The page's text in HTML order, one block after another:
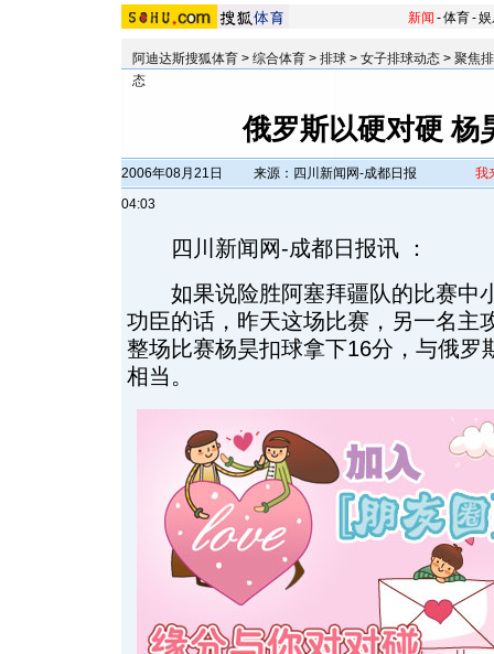
新闻 -体育-
阿迪达斯搜狐体育 > 综合体育 > 排球 > 女子排球动态 > 聚焦
态
俄罗斯以硬对硬 杨
2006年08月21日
04:03
来源：四川新闻网-成都日报 我
四川新闻网-成都日报讯 ：
如果说险胜阿塞拜疆队的比赛中
功臣的话，昨天这场比赛，另一名主
整场比赛杨昊扣球拿下16分，与俄罗
相当。